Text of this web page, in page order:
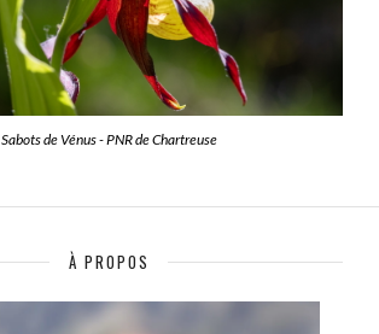
Sabots de Vénus - PNR de Chartreuse
À PROPOS